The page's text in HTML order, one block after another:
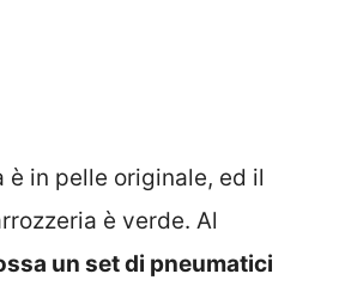
è in pelle originale, ed il
è verde. Al
un set di pneumatici